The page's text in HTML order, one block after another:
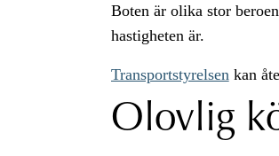
Boten är olika stor
hastigheten är.
Transportstyrelsen kan
Olovlig